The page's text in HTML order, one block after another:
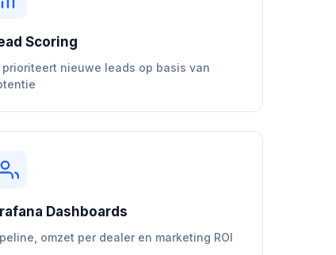
Scoring
prioriteert nieuwe leads op basis van
Dashboards
omzet per dealer en marketing ROI